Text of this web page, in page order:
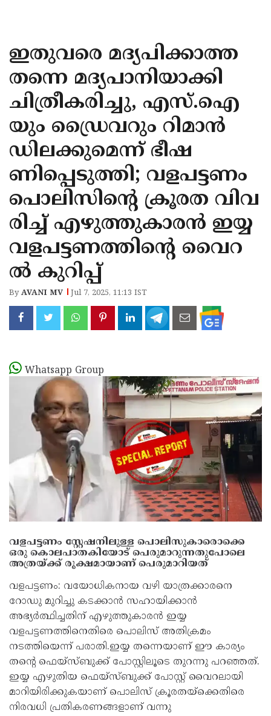
KANNUR
KASARAGOD
ഇതുവരെ മദ്യപിക്കാത്ത
തന്നെ മദ്യപാനിയാക്കി
ചിത്രീകരിച്ചു, എസ്.ഐ
യും ഡ്രൈവറും റിമാൻ
ഡിലക്കുമെന്ന് ഭീഷ
ണിപ്പെടുത്തി; വളപട്ടണം
പൊലിസിന്റെ ക്രൂരത വിവ
രിച്ച് എഴുത്തുകാരന്‍ ഇയ്യ
വളപട്ടണത്തിന്റെ വൈറ
ൽ കുറിപ്പ്
ByAVANI MV Jul 7, 2025, 11:13 IST
Whatsapp Group
വളപട്ടണം സ്റ്റേഷനിലുള്ള പൊലിസുകാരൊക്കെ
ഒരു കൊലപാതകിയോട് പെരുമാറുന്നതുപോലെ
അത്രയ്ക്ക് രൂക്ഷമായാണ് പെരുമാറിയത്
വളപട്ടണം: വയോധികനായ വഴി യാത്രക്കാരനെ
റോഡു മുറിച്ചു കടക്കാൻ സഹായിക്കാൻ
അഭ്യർത്ഥിച്ചതിന് എഴുത്തുകാരൻ ഇയ്യ
വളപട്ടണത്തിനെതിരെ പൊലിസ് അതിക്രമം
നടത്തിയെന്ന് പരാതി.ഇയ്യ തന്നെയാണ് ഈ കാര്യം
തൻ്റെ ഫെയ്സ്ബുക്ക് പോസ്റ്റിലൂടെ തുറന്നു പറഞ്ഞത്.
ഇയ്യ എഴുതിയ ഫെയ്സ്ബുക്ക് പോസ്റ്റ് വൈറലായി
മാറിയിരിക്കുകയാണ് പൊലിസ് ക്രൂരതയ്ക്കെതിരെ
നിരവധി പ്രതികരണങ്ങളാണ് വന്നു